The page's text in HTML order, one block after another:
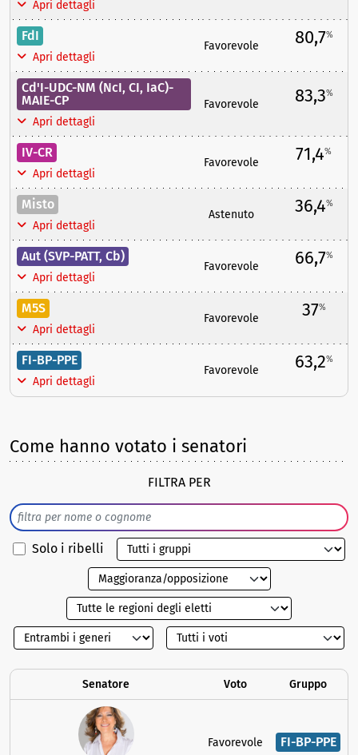
Apri dettagli
FdI
Apri dettagli
Favorevole 80,7%
Cd'I-UDC-NM (NcI, CI, IaC)-
MAIE-CP
Apri dettagli
Favorevole 83,3%
IV-CR
Apri dettagli
Favorevole 71,4%
Misto
Apri dettagli
Astenuto 36,4%
Aut (SVP-PATT, Cb)
Apri dettagli
Favorevole 66,7%
M5S
Apri dettagli
Favorevole 37%
FI-BP-PPE
Apri dettagli
Favorevole 63,2%
Come hanno votato i senatori
FILTRA PER
Solo i ribelli
Senatore Voto Gruppo
Favorevole FI-BP-PPE